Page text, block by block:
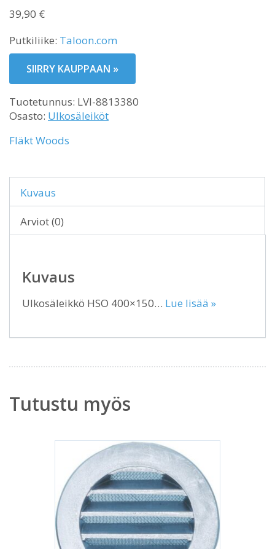
39,90 €
Putkiliike: Taloon.com
SIIRRY KAUPPAAN »
Tuotetunnus: LVI-8813380
Osasto: Ulkosäleiköt
Fläkt Woods
Kuvaus
Arviot (0)
Kuvaus
Ulkosäleikkö HSO 400×150… Lue lisää »
Tutustu myös